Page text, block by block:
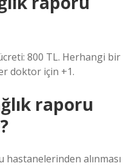
800 TL. Herhangi bir
doktor için +1.
raporu
alınması